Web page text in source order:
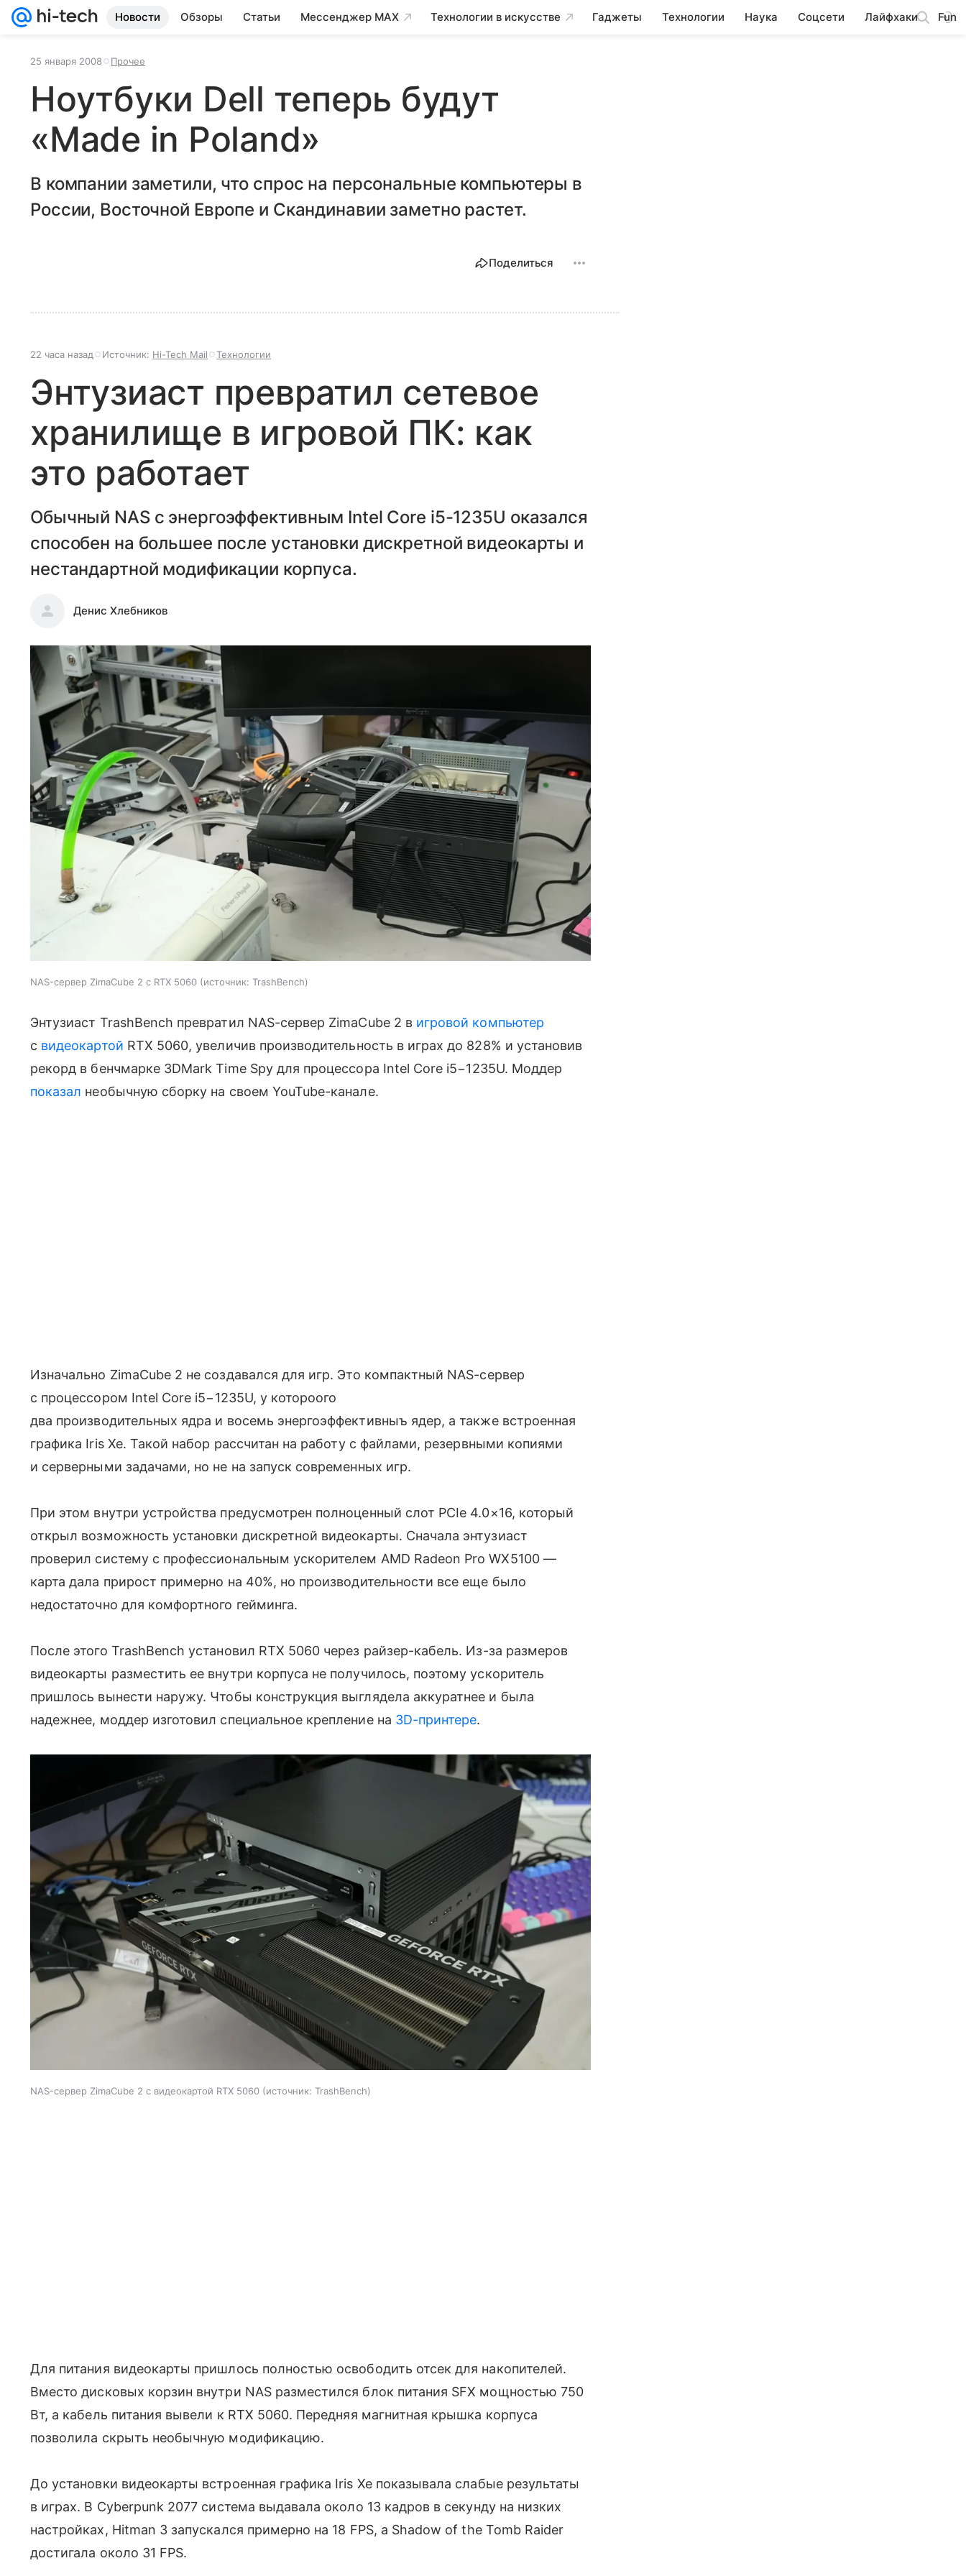
Новости Обзоры Статьи Мессенджер MAX Технологии в искусстве Гаджеты Технологии Наука Соцсети Лайфхаки Fun
25 января 2008 Прочее
Ноутбуки Dell теперь будут
«Made in Poland»
В компании заметили, что спрос на персональные компьютеры в
России, Восточной Европе и Скандинавии заметно растет.
Поделиться
22 часа назад Источник: Hi-Tech Mail Технологии
Энтузиаст превратил сетевое
хранилище в игровой ПК: как
это работает
Обычный NAS с энергоэффективным Intel Core i5-1235U оказался
способен на большее после установки дискретной видеокарты и
нестандартной модификации корпуса.
Денис Хлебников
NAS-сервер ZimaCube 2 с RTX 5060 источник: TrashBench
Энтузиаст TrashBench превратил NAS-сервер ZimaCube 2 в игровой компьютер
с видеокартой RTX 5060, увеличив производительность в играх до 828% и установив
рекорд в бенчмарке 3DMark Time Spy для процессора Intel Core i5−1235U. Моддер
показал необычную сборку на своем YouTube-канале.
Изначально ZimaCube 2 не создавался для игр. Это компактный NAS-сервер
с процессором Intel Core i5−1235U, у котороого
два производительных ядра и восемь энергоэффективныъ ядер, а также встроенная
графика Iris Xe. Такой набор рассчитан на работу с файлами, резервными копиями
и серверными задачами, но не на запуск современных игр.
При этом внутри устройства предусмотрен полноценный слот PCIe 4.0×16, который
открыл возможность установки дискретной видеокарты. Сначала энтузиаст
проверил систему с профессиональным ускорителем AMD Radeon Pro WX5100 —
карта дала прирост примерно на 40%, но производительности все еще было
недостаточно для комфортного гейминга.
После этого TrashBench установил RTX 5060 через райзер-кабель. Из-за размеров
видеокарты разместить ее внутри корпуса не получилось, поэтому ускоритель
пришлось вынести наружу. Чтобы конструкция выглядела аккуратнее и была
надежнее, моддер изготовил специальное крепление на 3D-принтере.
NAS-сервер ZimaCube 2 с видеокартой RTX 5060 источник: TrashBench
Для питания видеокарты пришлось полностью освободить отсек для накопителей.
Вместо дисковых корзин внутри NAS разместился блок питания SFX мощностью 750
Вт, а кабель питания вывели к RTX 5060. Передняя магнитная крышка корпуса
позволила скрыть необычную модификацию.
До установки видеокарты встроенная графика Iris Xe показывала слабые результаты
в играх. В Cyberpunk 2077 система выдавала около 13 кадров в секунду на низких
настройках, Hitman 3 запускался примерно на 18 FPS, а Shadow of the Tomb Raider
достигала около 31 FPS.